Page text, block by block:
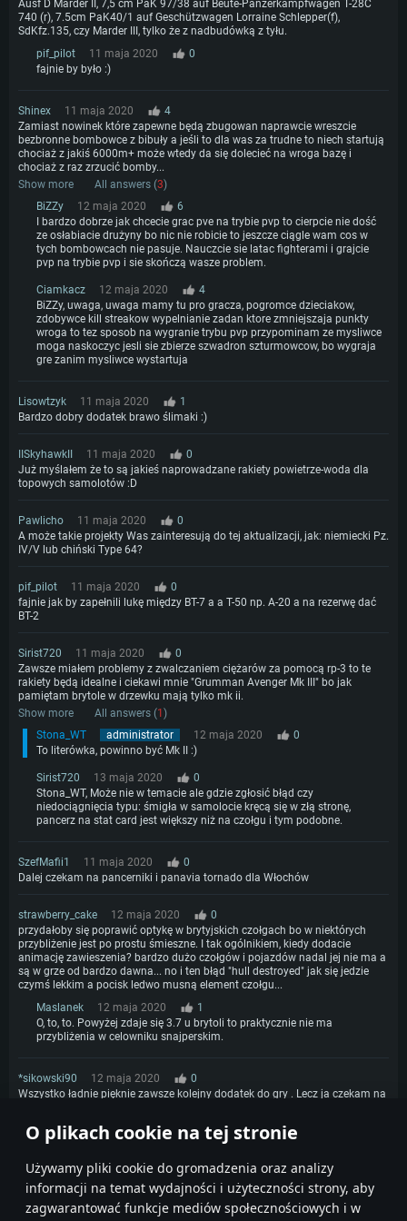
O plikach cookie na tej stronie
Używamy pliki cookie do gromadzenia oraz analizy
informacji na temat wydajności i użyteczności strony, aby
zagwarantować funkcje mediów społecznościowych i w
Ausf D Marder II, 7,5 cm PaK 97/38 auf Beute-Panzerkampfwagen T-28C
740 (r), 7.5cm PaK40/1 auf Geschützwagen Lorraine Schlepper(f),
SdKfz.135, czy Marder III, tylko że z nadbudówką z tyłu.
pif_pilot
11 maja 2020
0
fajnie by było :)
Shinex 11 maja 2020
4
Zamiast nowinek które zapewne będą zbugowan naprawcie wreszcie
bezbronne bombowce z bibuły a jeśli to dla was za trudne to niech startują
chociaż z jakiś 6000m+ może wtedy da się dolecieć na wroga bazę i
chociaż z raz zrzucić bomby...
Show more
All answers (3)
BiZZy
12 maja 2020
6
I bardzo dobrze jak chcecie grac pve na trybie pvp to cierpcie nie dość
ze osłabiacie drużyny bo nic nie robicie to jeszcze ciągle wam cos w
tych bombowcach nie pasuje. Nauczcie sie latac fighterami i grajcie
pvp na trybie pvp i sie skończą wasze problem.
Ciamkacz 12 maja 2020
4
BiZZy, uwaga, uwaga mamy tu pro gracza, pogromce dzieciakow,
zdobywce kill streakow wypelnianie zadan ktore zmniejszaja punkty
wroga to tez sposob na wygranie trybu pvp przypominam ze mysliwce
moga naskoczyc jesli sie zbierze szwadron szturmowcow, bo wygraja
gre zanim mysliwce wystartuja
Lisowtzyk 11 maja 2020
1
Bardzo dobry dodatek brawo ślimaki :)
IISkyhawkII 11 maja 2020
0
Już myślałem że to są jakieś naprowadzane rakiety powietrze-woda dla
topowych samolotów :D
Pawlicho 11 maja 2020
0
A może takie projekty Was zainteresują do tej aktualizacji, jak: niemiecki Pz.
IV/V lub chiński Type 64?
pif_pilot 11 maja 2020
0
fajnie jak by zapełnili lukę między BT-7 a a T-50 np. A-20 a na rezerwę dać
BT-2
Sirist720 11 maja 2020
0
Zawsze miałem problemy z zwalczaniem ciężarów za pomocą rp-3 to te
rakiety będą idealne i ciekawi mnie "Grumman Avenger Mk III" bo jak
pamiętam brytole w drzewku mają tylko mk ii.
Show more
All answers (1 )
Stona_WT
administrator 12 maja 2020
0
To literówka, powinno być Mk II :)
Sirist720 13 maja 2020
0
Stona_WT, Może nie w temacie ale gdzie zgłosić błąd czy
niedociągnięcia typu: śmigła w samolocie kręcą się w złą stronę,
pancerz na stat card jest większy niż na czołgu i tym podobne.
SzefMafii1 11 maja 2020
0
Dalej czekam na pancerniki i panavia tornado dla Włochów
strawberry_cake 12 maja 2020
0
przydałoby się poprawić optykę w brytyjskich czołgach bo w niektórych
przybliżenie jest po prostu śmieszne. I tak ogólnikiem, kiedy dodacie
animację zawieszenia? bardzo dużo czołgów i pojazdów nadal jej nie ma a
są w grze od bardzo dawna... no i ten błąd "hull destroyed" jak się jedzie
czymś lekkim a pocisk ledwo musną element czołgu...
Maslanek
12 maja 2020
1
O, to, to. Powyżej zdaje się 3.7 u brytoli to praktycznie nie ma
przybliżenia w celowniku snajperskim.
*sikowski90 12 maja 2020
0
Wszystko ładnie pięknie zawsze kolejny dodatek do gry . Lecz ja czekam na
1